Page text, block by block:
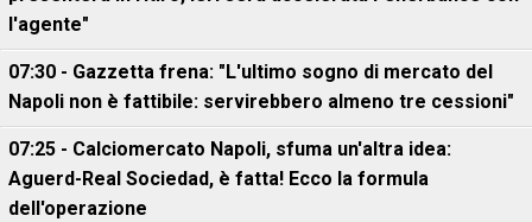
l'agente"
07:30 - Gazzetta frena: "L'ultimo sogno di mercato del
Napoli non è fattibile: servirebbero almeno tre cessioni"
07:25 - Calciomercato Napoli, sfuma un'altra idea:
Aguerd-Real Sociedad, è fatta! Ecco la formula
dell'operazione